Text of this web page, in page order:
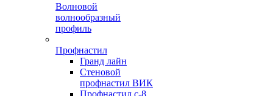
Волновой
волнообразный
профиль
Профнастил
Гранд лайн
Стеновой
профнастил ВИК
Профнастил с-8